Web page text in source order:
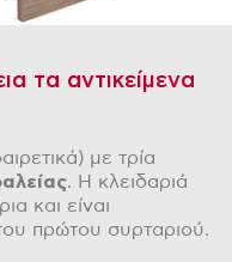
τα αντικείμενα
με τρία
. Η κλειδαριά
και είναι
πρώτου συρταριού.